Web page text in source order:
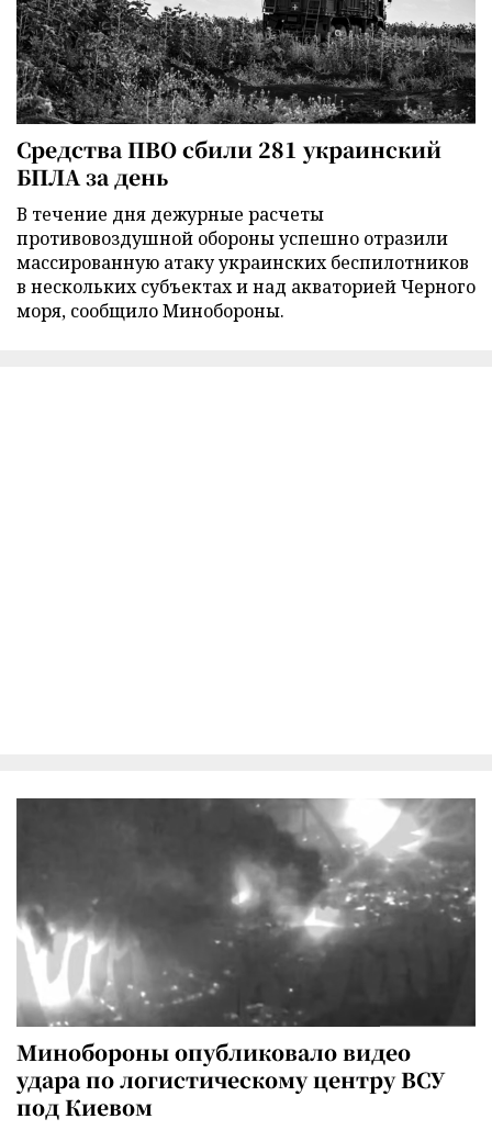
Средства ПВО сбили 281 украинский
БПЛА за день
В течение дня дежурные расчеты
противовоздушной обороны успешно отразили
массированную атаку украинских беспилотников
в нескольких субъектах и над акваторией Черного
моря, сообщило Минобороны.
Минобороны опубликовало видео
удара по логистическому центру ВСУ
под Киевом